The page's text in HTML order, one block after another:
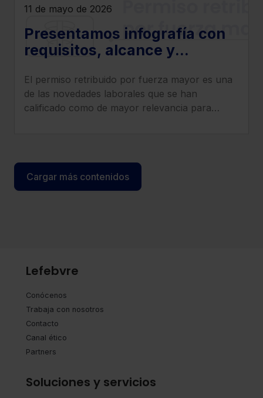
11 de mayo de 2026
Presentamos infografía con
requisitos, alcance y
incumplimiento del permiso
retribuido por fuerza mayor
El permiso retribuido por fuerza mayor es una
de las novedades laborales que se han
calificado como de mayor relevancia para
Cargar más contenidos
Lefebvre
Conócenos
Trabaja con nosotros
Contacto
Canal ético
Partners
Soluciones y servicios